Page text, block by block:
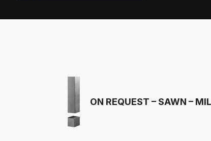
ON REQUEST – SAWN –